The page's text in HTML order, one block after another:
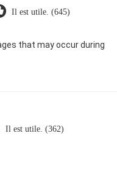
Il est utile. (645)
that may occur during
Il est utile. (362)